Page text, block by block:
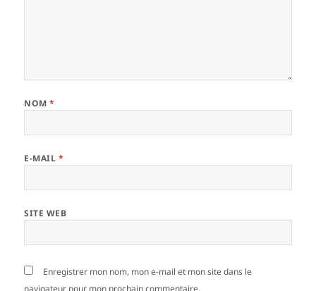
NOM*
E-MAIL *
SITE WEB
Enregistrer mon nom, mon e-mail et mon site dans le
navigateur pour mon prochain commentaire.